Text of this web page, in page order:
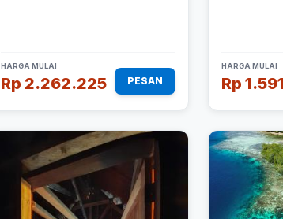
HARGA MULAI
Rp 2.262.225 PESAN
HARGA MULAI
Rp